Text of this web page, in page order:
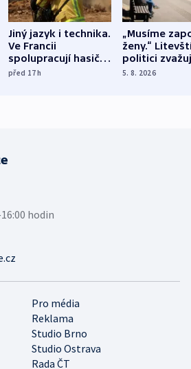
Jiný jazyk i technika.
Ve Francii
spolupracují hasiči z
různých zemí
před 17h
„Musíme
ženy.“
politici
dohodu o
5. 8. 2026
Pro média
Reklama
Studio Brno
Studio Ostrava
Rada ČT
hodin